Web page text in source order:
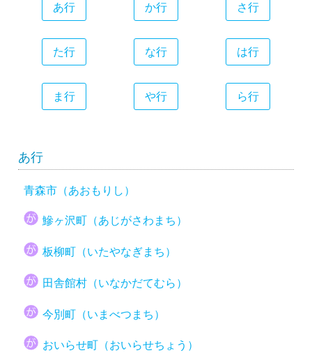
あ行 か行 さ行
た行 な行 は行
ま行 や行 ら行
あ行
青森市（あおもりし）
鰺ヶ沢町（あじがさわまち）
板柳町（いたやなぎまち）
田舎館村（いなかだてむら）
今別町（いまべつまち）
おいらせ町（おいらせちょう）